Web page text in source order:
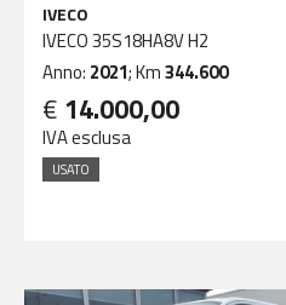
IVECO
IVECO 35S18HA8V H2
Anno: 2021; Km344.600
€ 14.000,00
IVA esclusa
USATO